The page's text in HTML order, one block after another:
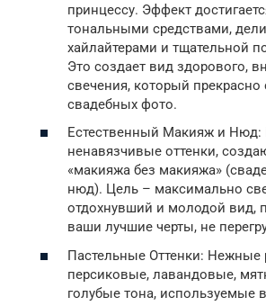
принцессу. Эффект
тональными средствами,
хайлайтерами и тщательной
Это создает вид здорового,
свечения, который прекрасно
свадебных фото.
Естественный Макияж и Нюд:
ненавязчивые оттенки,
«макияжа без макияжа»
нюд). Цель – максимально
отдохнувший и молодой вид,
ваши лучшие черты, не
Пастельные Оттенки: Нежные
персиковые, лавандовые,
голубые тона, используемые